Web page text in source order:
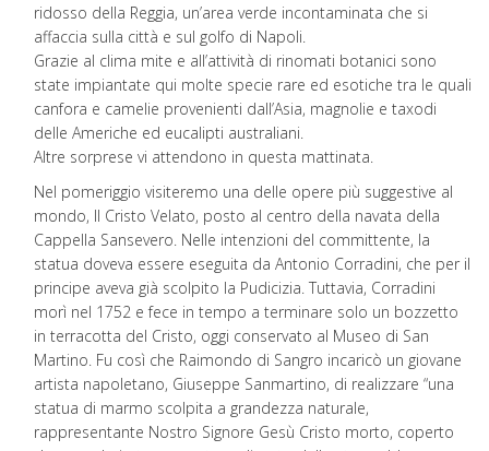
ridosso della Reggia, un’area verde incontaminata che si
affaccia sulla città e sul golfo di Napoli.
Grazie al clima mite e all’attività di rinomati botanici sono
state impiantate qui molte specie rare ed esotiche tra le quali
canfora e camelie provenienti dall’Asia, magnolie e taxodi
delle Americhe ed eucalipti australiani.
Altre sorprese vi attendono in questa mattinata.
Nel pomeriggio visiteremo una delle opere più suggestive al
mondo, Il Cristo Velato, posto al centro della navata della
Cappella Sansevero. Nelle intenzioni del committente, la
statua doveva essere eseguita da Antonio Corradini, che per il
principe aveva già scolpito la Pudicizia. Tuttavia, Corradini
morì nel 1752 e fece in tempo a terminare solo un bozzetto
in terracotta del Cristo, oggi conservato al Museo di San
Martino. Fu così che Raimondo di Sangro incaricò un giovane
artista napoletano, Giuseppe Sanmartino, di realizzare “una
statua di marmo scolpita a grandezza naturale,
rappresentante Nostro Signore Gesù Cristo morto, coperto